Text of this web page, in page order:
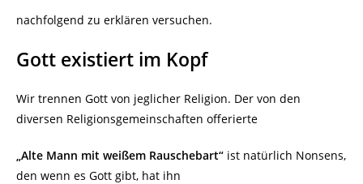
nachfolgend zu erklären versuchen.
Gott existiert im Kopf
Wir trennen Gott von jeglicher Religion. Der von den
diversen Religionsgemeinschaften offerierte
„Alte Mann mit weißem Rauschebart“ ist natürlich Nonsens,
den wenn es Gott gibt, hat ihn